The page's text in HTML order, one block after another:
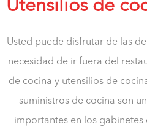
Utensilios de
Usted puede disfrutar de las
necesidad de ir fuera del
de cocina y utensilios de
suministros de cocina son
importantes en los gabinetes